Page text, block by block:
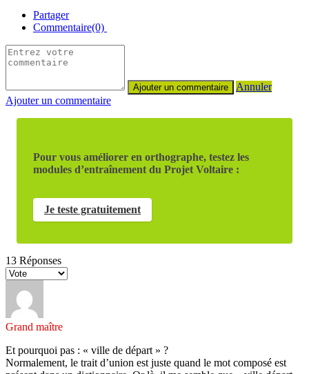
Partager
Commentaire(0)
Annuler
Ajouter un commentaire
Pour vous améliorer en orthographe, testez les
modules d’entraînement du Projet Voltaire :
Je teste gratuitement
13 Réponses
Grand maître
Et pourquoi pas : « ville de départ » ?
Normalement, le trait d’union est juste quand le mot composé est